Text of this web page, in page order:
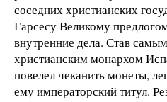
соседних христианских
Гарсесу Великому
внутренние дела. Став
христианским монархом
повелел чеканить монеты,
ему императорский титул.